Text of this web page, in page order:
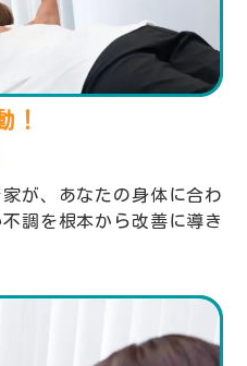
！
が、あなたの身体に合わ
調を根本から改善に導き